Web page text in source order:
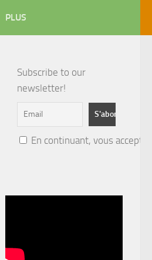
PLUS
Subscribe to our
newsletter!
En continuant, vous